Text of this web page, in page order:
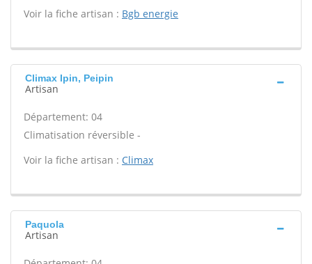
Voir la fiche artisan : Bgb energie
Climax Ipin, Peipin
Artisan
Département: 04
Climatisation réversible -
Voir la fiche artisan : Climax
Paquola
Artisan